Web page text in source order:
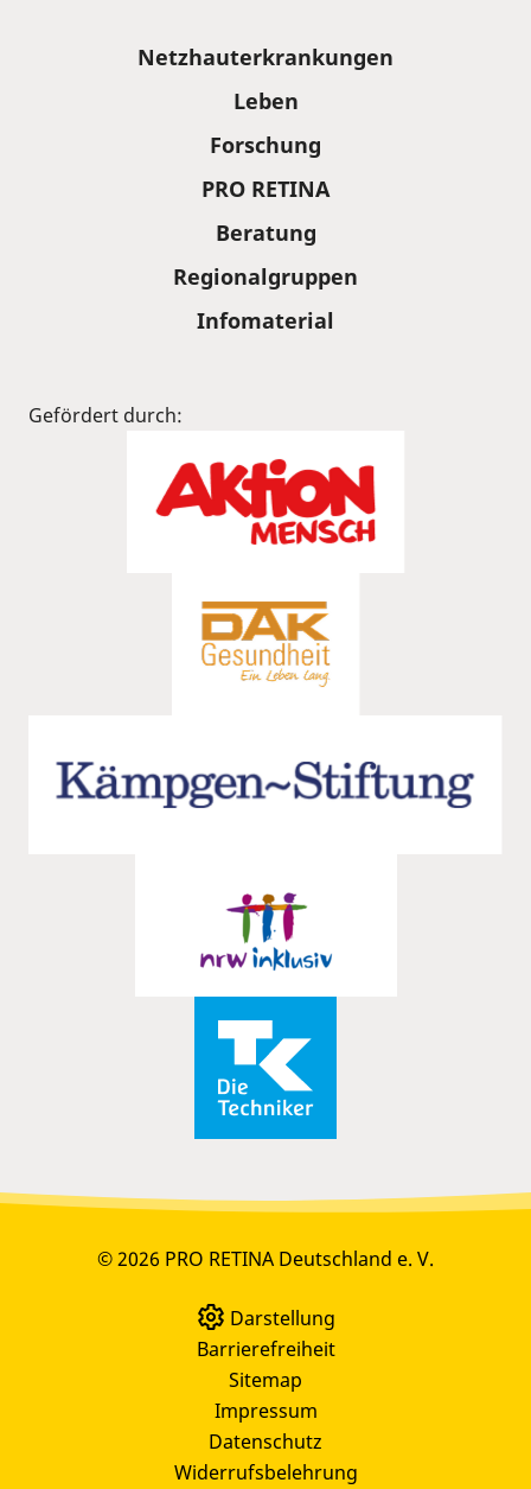
Netzhauterkrankungen
Leben
Forschung
PRO RETINA
Beratung
Regionalgruppen
Infomaterial
Gefördert durch:
© 2026 PRO RETINA Deutschland e. V.
Darstellung
Barrierefreiheit
Sitemap
Impressum
Datenschutz
Widerrufsbelehrung